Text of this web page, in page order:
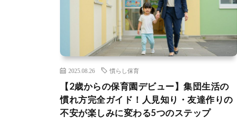
2025.08.26 慣らし保育
【2歳からの保育園デビュー】集団生活の
慣れ方完全ガイド！人見知り・友達作りの
不安が楽しみに変わる5つのステップ